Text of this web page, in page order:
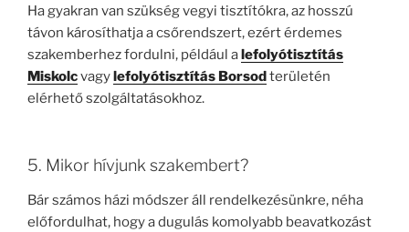
Ha gyakran van szükség vegyi tisztítókra, az hosszú
távon károsíthatja a csőrendszert, ezért érdemes
szakemberhez fordulni, például alefolyótisztítás
Miskolcvagylefolyótisztítás Borsodterületén
elérhető szolgáltatásokhoz.
5. Mikor hívjunk szakembert?
Bár számos házi módszer áll rendelkezésünkre, néha
előfordulhat, hogy a dugulás komolyabb beavatkozást